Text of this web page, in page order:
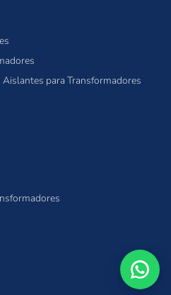
para Transformadores